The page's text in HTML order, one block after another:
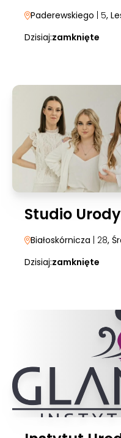
Paderewskiego | 5,
Dzisiaj:zamknięte
Studio
Białoskórnicza | 28,
Dzisiaj:zamknięte